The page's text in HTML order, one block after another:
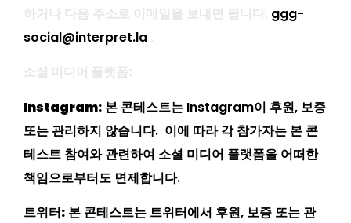
하거나 다음 주소로 이메일을 보내면 됩니다. ggg-
social@interpret.la .
소셜 미디어 플랫폼:
Instagram: 본 콘테스트는 Instagram이 후원, 보증
또는 관리하지 않습니다. 이에 따라 각 참가자는 본 콘
테스트 참여와 관련하여 소셜 미디어 플랫폼을 어떠한
책임으로부터도 면제합니다.
트위터: 본 콘테스트는 트위터에서 후원, 보증 또는 관